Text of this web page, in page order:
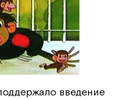
введение